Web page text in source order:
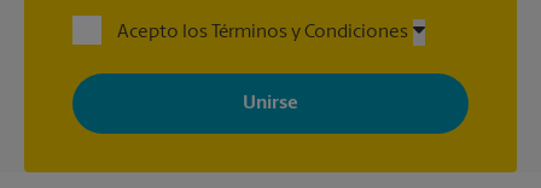
Acepto los Términos y Condiciones
Al registrarse, acepta recibir correos electrónicos de The UPS
Store con noticias, ofertas especiales, promociones y mensajes
adaptados a sus intereses. Puede darse de baja en cualquier
momento. Para más información, consulte nuestra política de